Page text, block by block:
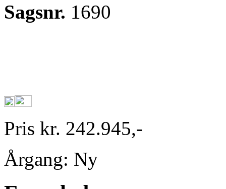
Sagsnr. 1690
Pris kr. 242.945,-
Årgang: Ny